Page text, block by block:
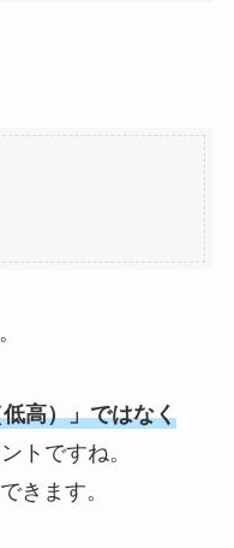
高）」ではなく
トですね。
きます。